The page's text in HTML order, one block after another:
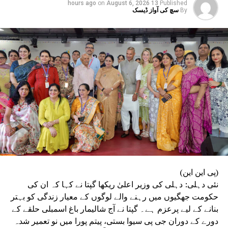
DON'T MISS
دہلی کی پرانی ڈی ٹی سی بسیں فوڈ اسٹالز میں تبدیل
Published
13 hours ago
on August 6, 2026
By سچ کی آواز ڈیسک
(پی این این)
نئی دہلی: دہلی کی وزیر اعلیٰ ریکھا گپتا نے کہا کہ ان کی
حکومت جھگیوں میں رہنے والے لوگوں کے معیار زندگی کو بہتر
بنانے کے لیے پرعزم ہے۔ گپتا نے آج شالیمار باغ اسمبلی حلقے کے
دورے کے دوران جی پی سیوا بستی، پیتم پورا میں نو تعمیر شدہ